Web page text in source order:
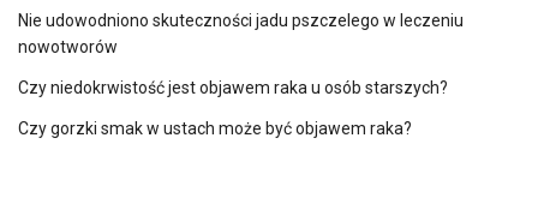
Nie udowodniono skuteczności jadu pszczelego w leczeniu
nowotworów
Czy niedokrwistość jest objawem raka u osób starszych?
Czy gorzki smak w ustach może być objawem raka?